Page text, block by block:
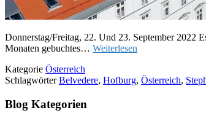
Donnerstag/Freitag, 22. Und 23. September 2022
Monaten gebuchtes… Weiterlesen
Kategorie Österreich
SchlagwörterBelvedere, Hofburg, Österreich,
Blog Kategorien